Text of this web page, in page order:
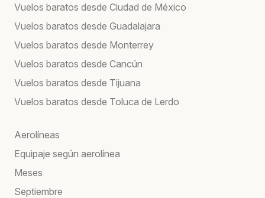
Vuelos baratos desde Ciudad de México
Vuelos baratos desde Guadalajara
Vuelos baratos desde Monterrey
Vuelos baratos desde Cancún
Vuelos baratos desde Tijuana
Vuelos baratos desde Toluca de Lerdo
Aerolíneas
Equipaje según aerolínea
Meses
Septiembre